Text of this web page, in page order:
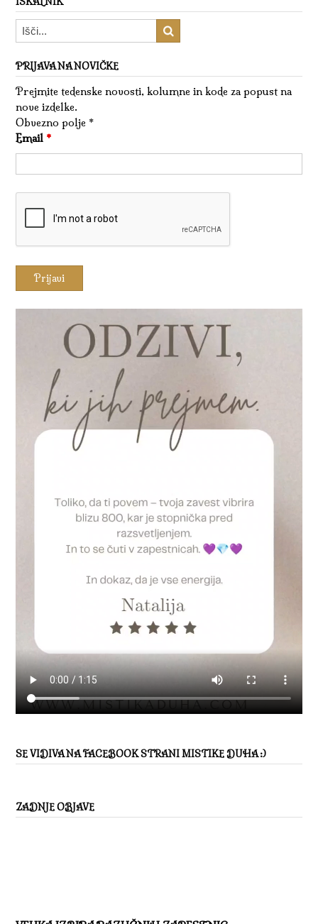
PRIJAVA NA NOVIČKE
Prejmite tedenske novosti, kolumne in kode za popust na
nove izdelke.
Obvezno polje *
Email *
SE VIDIVA NA FACEBOOK STRANI MISTIKE DUHA :)
ZADNJE OBJAVE